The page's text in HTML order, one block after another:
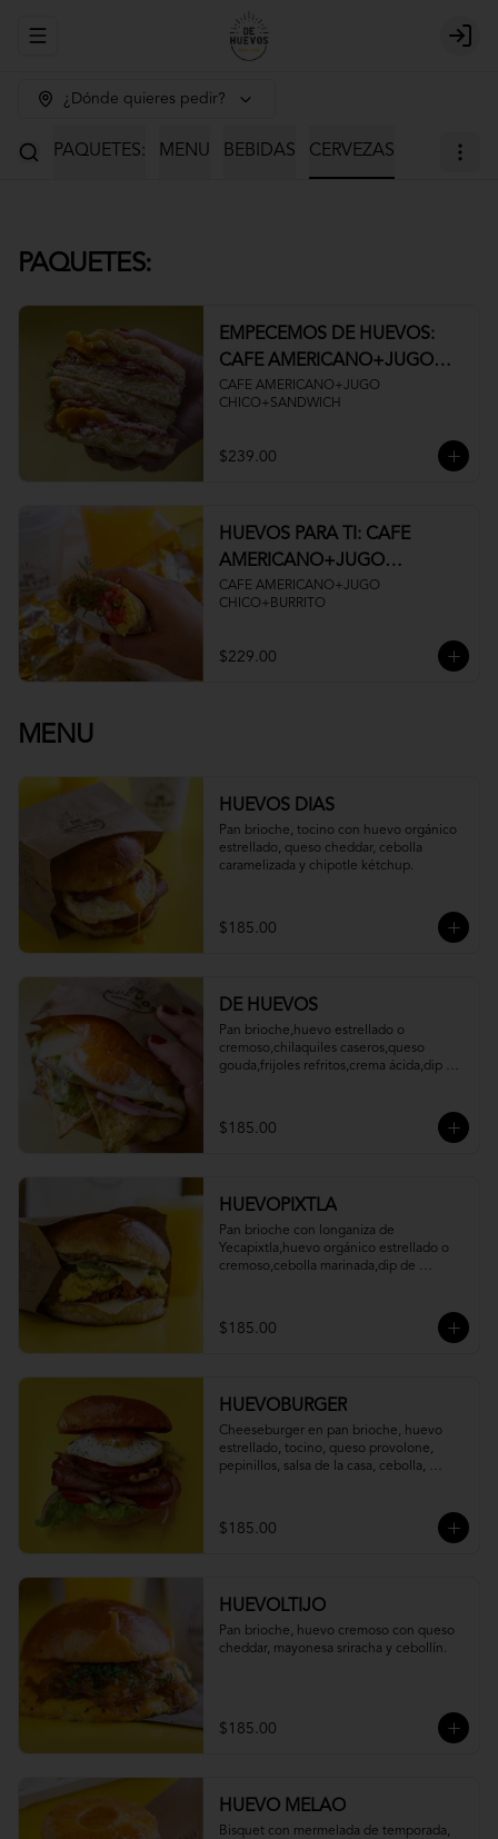
Abrir menu de navegación Login
¿Dónde quieres pedir?
PAQUETES: MENU BEBIDAS CERVEZAS
PAQUETES:
EMPECEMOS DE HUEVOS:
CAFE AMERICANO+JUGO
CHICO+SANDWICH
CAFE AMERICANO+JUGO
CHICO+SANDWICH
$239.00
HUEVOS PARA TI: CAFE
AMERICANO+JUGO
CHICO+BURRITO
CAFE AMERICANO+JUGO
CHICO+BURRITO
$229.00
MENU
HUEVOS DIAS
Pan brioche, tocino con huevo orgánico
estrellado, queso cheddar, cebolla
caramelizada y chipotle kétchup.
$185.00
DE HUEVOS
Pan brioche,huevo estrellado o
cremoso,chilaquiles caseros,queso
gouda,frijoles refritos,crema ácida,dip de
$185.00
HUEVOPIXTLA
Pan brioche con longaniza de
Yecapixtla,huevo orgánico estrellado o
cremoso,cebolla marinada,dip de
$185.00
HUEVOBURGER
Cheeseburger en pan brioche, huevo
estrellado, tocino, queso provolone,
pepinillos, salsa de la casa, cebolla,
$185.00
HUEVOLTIJO
Pan brioche, huevo cremoso con queso
cheddar, mayonesa sriracha y cebollín.
$185.00
HUEVO MELAO
Bisquet con mermelada de temporada,